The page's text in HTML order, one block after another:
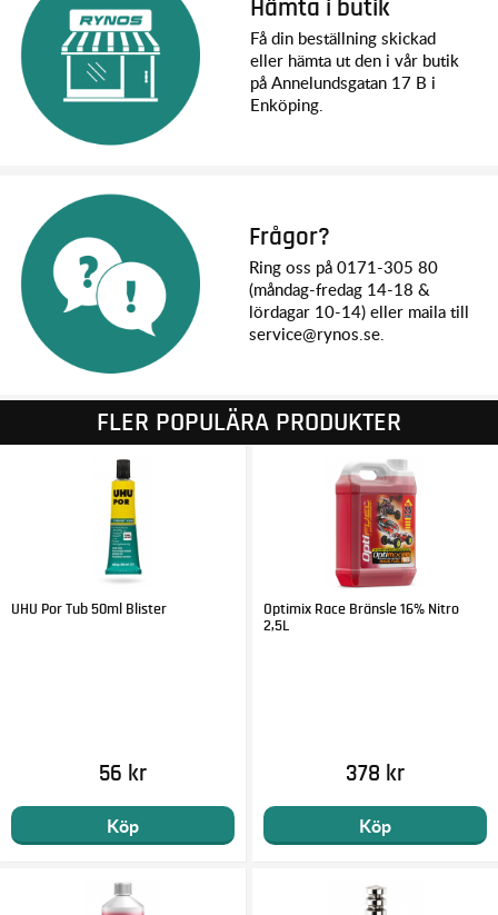
Hämta i butik
Få din beställning skickad
eller hämta ut den i vår butik
på Annelundsgatan 17 B i
Enköping.
Frågor?
Ring oss på 0171-305 80
(måndag-fredag 14-18 &
lördagar 10-14) eller maila till
service@rynos.se.
FLER POPULÄRA PRODUKTER
UHU Por Tub 50ml Blister
56 kr
Köp
Optimix Race Bränsle 16% Nitro
2,5L
378 kr
Köp